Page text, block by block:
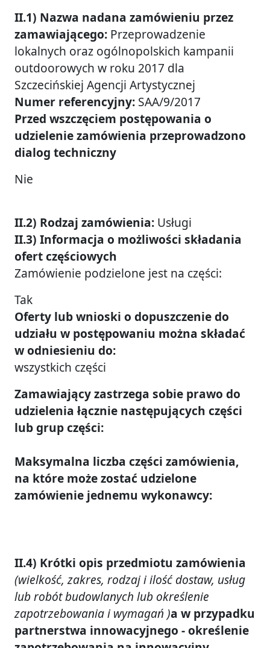
II.1) Nazwa nadana zamówieniu przez
zamawiającego: Przeprowadzenie
lokalnych oraz ogólnopolskich kampanii
outdoorowych w roku 2017 dla
Szczecińskiej Agencji Artystycznej
Numer referencyjny: SAA/9/2017
Przed wszczęciem postępowania o
udzielenie zamówienia przeprowadzono
dialog techniczny
Nie
II.2) Rodzaj zamówienia: Usługi
II.3) Informacja o możliwości składania
ofert częściowych
Zamówienie podzielone jest na części:
Tak
Oferty lub wnioski o dopuszczenie do
udziału w postępowaniu można składać
w odniesieniu do:
wszystkich części
Zamawiający zastrzega sobie prawo do
udzielenia łącznie następujących części
lub grup części:
Maksymalna liczba części zamówienia,
na które może zostać udzielone
zamówienie jednemu wykonawcy:
II.4) Krótki opis przedmiotu zamówienia
(wielkość, zakres, rodzaj i ilość dostaw, usług
lub robót budowlanych lub określenie
zapotrzebowania i wymagań )a w przypadku
partnerstwa innowacyjnego - określenie